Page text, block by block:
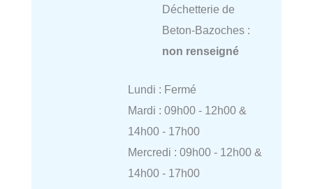
Déchetterie de
Beton-Bazoches :
non renseigné
Lundi : Fermé
Mardi : 09h00 - 12h00 &
14h00 - 17h00
Mercredi : 09h00 - 12h00 &
14h00 - 17h00